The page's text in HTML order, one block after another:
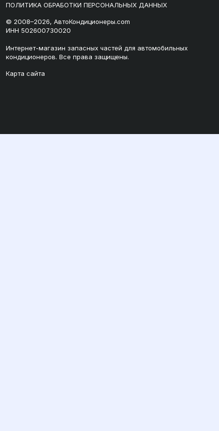
ПОЛИТИКА ОБРАБОТКИ ПЕРСОНАЛЬНЫХ ДАННЫХ
© 2008–2026, АвтоКондиционеры.com
ИНН 502600730020
Интернет-магазин запасных частей для автомобильных
кондиционеров. Все права защищены.
Карта сайта